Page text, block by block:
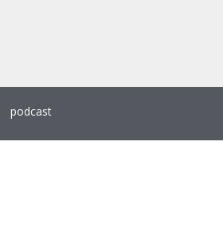
podcast